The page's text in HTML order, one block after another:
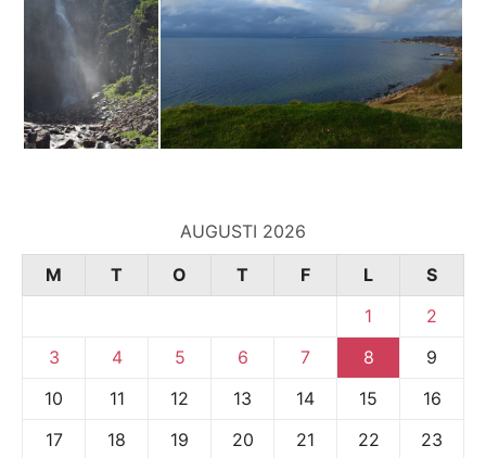
AUGUSTI 2026
M
T O T F L
S
1
2
3
4 5 6 7 8
9
10
11 12 13 14 15
16
17
18 19 20 21 22
23